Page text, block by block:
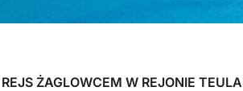
REJS ŻAGLOWCEM W REJONIE